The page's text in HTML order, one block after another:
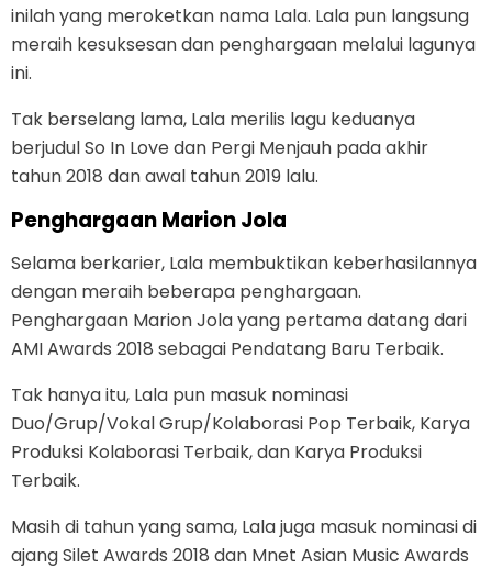
inilah yang meroketkan nama Lala. Lala pun langsung
meraih kesuksesan dan penghargaan melalui lagunya
ini.
Tak berselang lama, Lala merilis lagu keduanya
berjudul So In Love dan Pergi Menjauh pada akhir
tahun 2018 dan awal tahun 2019 lalu.
Penghargaan Marion Jola
Selama berkarier, Lala membuktikan keberhasilannya
dengan meraih beberapa penghargaan.
Penghargaan Marion Jola yang pertama datang dari
AMI Awards 2018 sebagai Pendatang Baru Terbaik.
Tak hanya itu, Lala pun masuk nominasi
Duo/Grup/Vokal Grup/Kolaborasi Pop Terbaik, Karya
Produksi Kolaborasi Terbaik, dan Karya Produksi
Terbaik.
Masih di tahun yang sama, Lala juga masuk nominasi di
ajang Silet Awards 2018 dan Mnet Asian Music Awards